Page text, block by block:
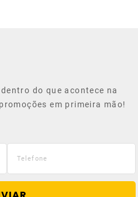
do que acontece na
em primeira mão!